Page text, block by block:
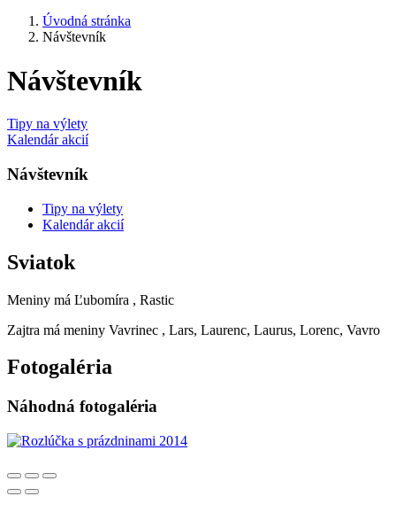
Úvodná stránka
Návštevník
Návštevník
Tipy na výlety
Kalendár akcií
Návštevník
Tipy na výlety
Kalendár akcií
Sviatok
Meniny má Ľubomíra , Rastic
Zajtra má meniny Vavrinec , Lars, Laurenc, Laurus, Lorenc, Vavro
Fotogaléria
Náhodná fotogaléria